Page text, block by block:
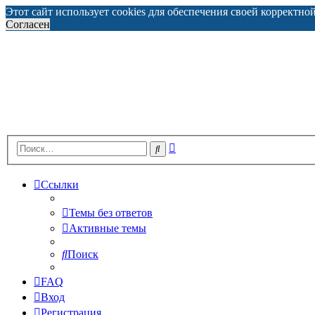
Этот сайт использует cookies для обеспечения своей
Согласен
Поиск
Ссылки
Темы без ответов
Активные темы
Поиск
FAQ
Вход